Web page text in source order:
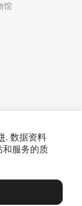
馆
Вы
. 数据资料
和服务的质